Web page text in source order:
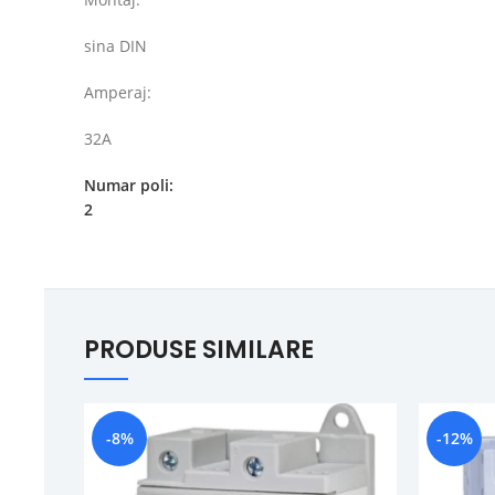
sina DIN
Amperaj:
32A
Numar poli:
2
PRODUSE SIMILARE
-8% -12%